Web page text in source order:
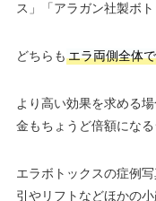
ス」「アラガン社製ボト
どちらも エラ両側全体
より高い効果を求める
金もちょうど倍額にな
エラボトックスの症例
引やリフトなどほかの